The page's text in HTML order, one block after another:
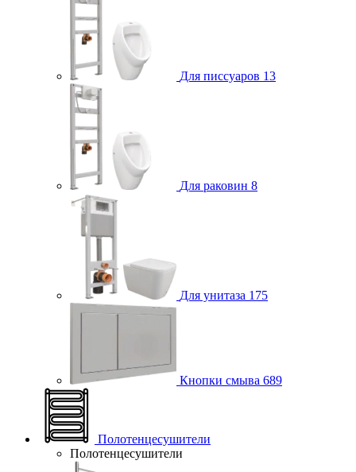
Для писсуаров 13
Для раковин 8
Для унитаза 175
Кнопки смыва 689
Полотенцесушители
Полотенцесушители